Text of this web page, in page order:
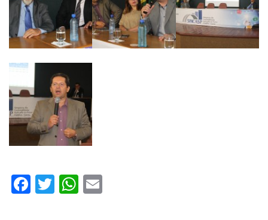
Facebook
TwitterWhatsApp